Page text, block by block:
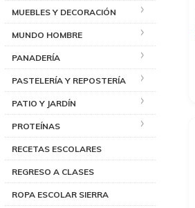
MUEBLES Y DECORACIÓN
MUNDO HOMBRE
PANADERÍA
PASTELERÍA Y REPOSTERÍA
PATIO Y JARDÍN
PROTEÍNAS
RECETAS ESCOLARES
REGRESO A CLASES
ROPA ESCOLAR SIERRA